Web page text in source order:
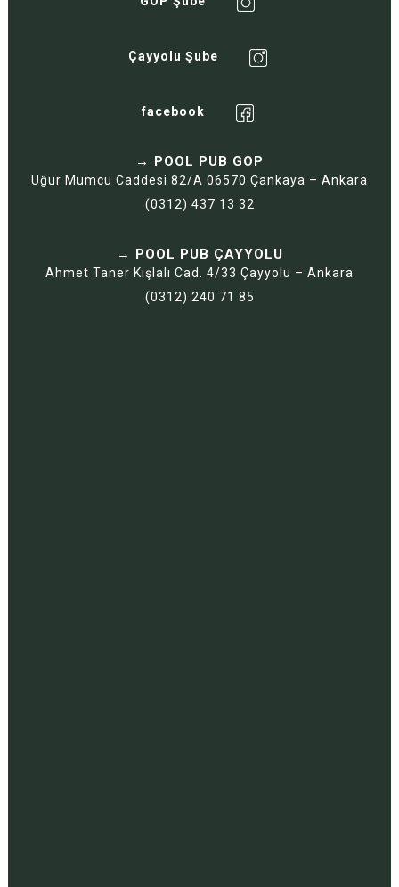
Çayyolu Şube
facebook
→ POOL PUB GOP
Uğur Mumcu Caddesi 82/A 06570 Çankaya – Ankara
(0312) 437 13 32
→ POOL PUB ÇAYYOLU
Ahmet Taner Kışlalı Cad. 4/33 Çayyolu – Ankara
(0312) 240 71 85